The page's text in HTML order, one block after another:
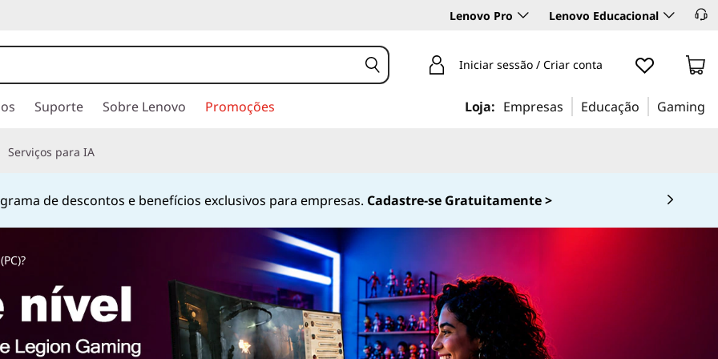
Lenovo Pro Lenovo Educacional
Iniciar sessão / Criar conta
Suporte Sobre Lenovo Promoções Loja: Empresas Educação Gaming
Serviços para IA
no número +55 13 4042 0656ou pelo número0800-536-6861 (Opção 2)
Currently displaying item 2 of 4